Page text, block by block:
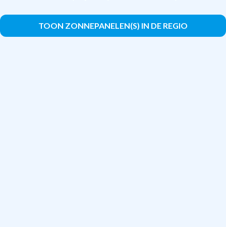
TOON ZONNEPANELEN(S) IN DE REGIO